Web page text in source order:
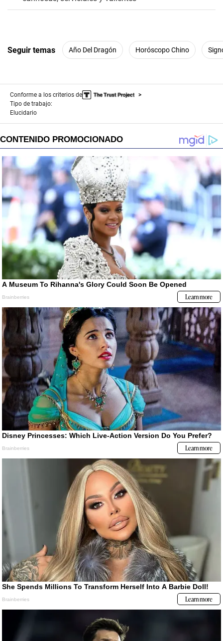
Seguir temas Año Del Dragón Horóscopo Chino
Conforme a los criterios de
Tipo de trabajo:
Elucidario